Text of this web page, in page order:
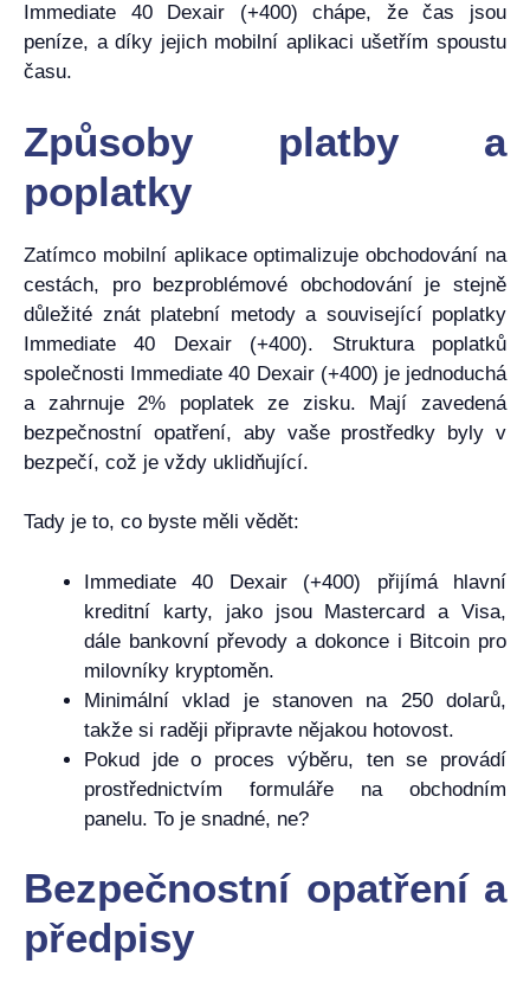
Immediate 40 Dexair (+400) chápe, že čas jsou
peníze, a díky jejich mobilní aplikaci ušetřím spoustu
času.
Způsoby platby a
poplatky
Zatímco mobilní aplikace optimalizuje obchodování na
cestách, pro bezproblémové obchodování je stejně
důležité znát platební metody a související poplatky
Immediate 40 Dexair (+400). Struktura poplatků
společnosti Immediate 40 Dexair (+400) je jednoduchá
a zahrnuje 2% poplatek ze zisku. Mají zavedená
bezpečnostní opatření, aby vaše prostředky byly v
bezpečí, což je vždy uklidňující.
Tady je to, co byste měli vědět:
Immediate 40 Dexair (+400) přijímá hlavní
kreditní karty, jako jsou Mastercard a Visa,
dále bankovní převody a dokonce i Bitcoin pro
milovníky kryptoměn.
Minimální vklad je stanoven na 250 dolarů,
takže si raději připravte nějakou hotovost.
Pokud jde o proces výběru, ten se provádí
prostřednictvím formuláře na obchodním
panelu. To je snadné, ne?
Bezpečnostní opatření a
předpisy